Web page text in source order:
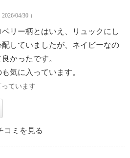
04/30 ）
リー柄とはいえ、リュックにし
していましたが、ネイビーなの
かったです。
気に入っています。
ています
コミを見る